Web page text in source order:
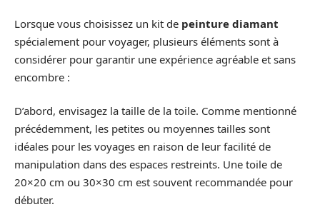
Lorsque vous choisissez un kit de peinture diamant
spécialement pour voyager, plusieurs éléments sont à
considérer pour garantir une expérience agréable et sans
encombre :
D’abord, envisagez la taille de la toile. Comme mentionné
précédemment, les petites ou moyennes tailles sont
idéales pour les voyages en raison de leur facilité de
manipulation dans des espaces restreints. Une toile de
20×20 cm ou 30×30 cm est souvent recommandée pour
débuter.